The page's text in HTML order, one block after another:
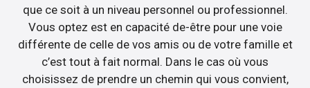
que ce soit à un niveau personnel ou professionnel.
Vous optez est en capacité de-être pour une voie
différente de celle de vos amis ou de votre famille et
c’est tout à fait normal. Dans le cas où vous
choisissez de prendre un chemin qui vous convient,